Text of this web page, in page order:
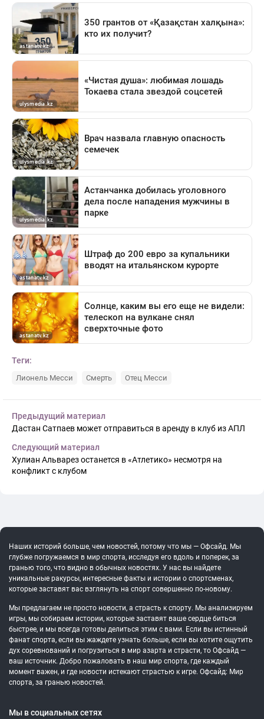
Теги:
Лионель Месси Смерть Отец Месси
Предыдущий материал
Дастан Сатпаев может отправиться в аренду в клуб из АПЛ
Следующий материал
Хулиан Альварез останется в «Атлетико» несмотря на
конфликт с клубом
Наших историй больше, чем новостей, потому что мы — Офсайд. Мы
глубже погружаемся в мир спорта, исследуя его вдоль и поперек, за
гранью того, что видно в обычных новостях. У нас вы найдете
уникальные ракурсы, интересные факты и истории о спортсменах,
которые заставят вас взглянуть на спорт совершенно по-новому.
Мы предлагаем не просто новости, а страсть к спорту. Мы анализируем
игры, мы собираем истории, которые заставят ваше сердце биться
быстрее, и мы всегда готовы делиться этим с вами. Если вы истинный
фанат спорта, если вы жаждете узнать больше, если вы хотите ощутить
дух соревнований и погрузиться в мир азарта и страсти, то Офсайд —
ваш источник. Добро пожаловать в наш мир спорта, где каждый
момент важен, и где новости истекают страстью к игре. Офсайд: Мир
спорта, за гранью новостей.
Мы в социальных сетях